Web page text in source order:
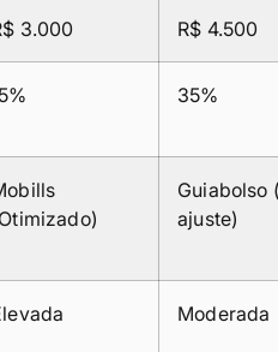
3.000 R$ 4.500
35%
Guiabolso
ajuste)
Moderada